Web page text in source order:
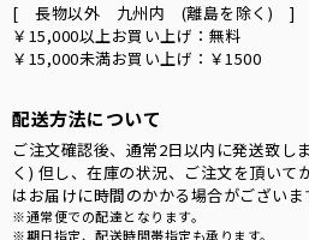
[ 長物以外 九州内 (離島を除く) ]
￥15,000以上お買い上げ：無料
￥15,000未満お買い上げ：￥1500
配送方法について
ご注文確認後、通常2日以内に発送致し
く) 但し、在庫の状況、ご注文を頂いて
はお届けに時間のかかる場合がございま
※通常便での配達となります。
※期日指定、配送時間帯指定も承ります。